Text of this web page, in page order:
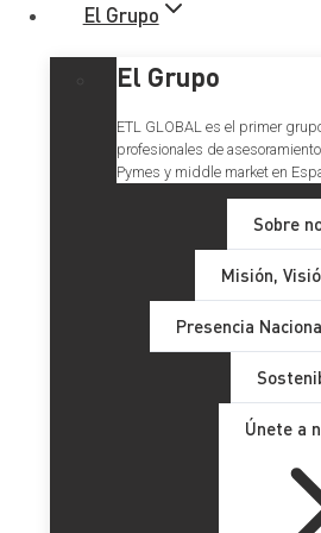
El Grupo
El Grupo
ETL GLOBAL es el primer
profesionales de
Pymes y middle market en
Sobre
Misión,
Presencia
Únete a
Proyecto de ley
equipara los derechos de
Esta ley incluye